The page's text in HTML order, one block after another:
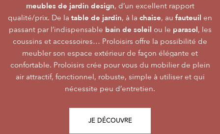
meubles de jardin design, d’un excellent rapport
qualité/prix. De la table de jardin, à la chaise, au fauteuil en
passant par l’indispensable bain de soleil ou le parasol, les
coussins et accessoires… Proloisirs offre la possibilité de
meubler son espace extérieur de façon élégante et
confortable. Proloisirs crée pour vous du mobilier de plein
air attractif, fonctionnel, robuste, simple à utiliser et qui
nécessite peu d’entretien.
JE DÉCOUVRE
raffinement et participer de façon inoubliable aux grandes
émotions de la vie. Le mobilier Océo, de par la qualité de
ses différents matériaux et de sa fabrication, se joue des
frontières d’usage. Voir sonextérieurcomme une pièce à
part entière nécessite du style et le soin des détails.
L’illustration Océo passe par la qualité desplateaux
Trespa® qui équipent en exclusivité de nombreusestables
de jardinpour un plaisir d’usage durable.
JE DÉCOUVRE
dont la conception et l’accessibilité du prixfont qu’elle
s’adresse au plus grand nombre.
Le mobilier d’extérieur Alizé apporte un souffle bien
agréable empreint de style, fonctionnalité, facilité
d’utilisation, prix, pour des instantsRepas, Salon,Détente
Alizé est créée pour bien vivre dehors, dans la joie, la
modernité, la simplicité, le plaisir d’être ensemble !
JE DÉCOUVRE